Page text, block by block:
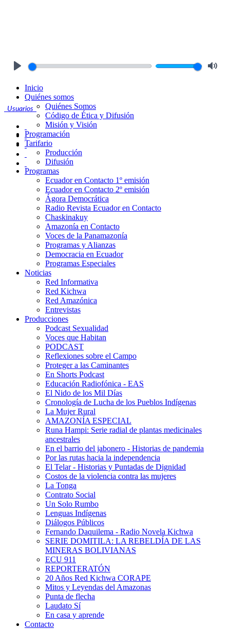
Usuarios
Inicio
Quiénes somos
Quiénes Somos
Código de Ética y Difusión
Misión y Visión
Programación
Tarifario
Producción
Difusión
Programas
Ecuador en Contacto 1º emisión
Ecuador en Contacto 2º emisión
Ágora Democrática
Radio Revista Ecuador en Contacto
Chaskinakuy
Amazonía en Contacto
Voces de la Panamazonía
Programas y Alianzas
Democracia en Ecuador
Programas Especiales
Noticias
Red Informativa
Red Kichwa
Red Amazónica
Entrevistas
Producciones
Podcast Sexualidad
Voces que Habitan
PODCAST
Reflexiones sobre el Campo
Proteger a las Caminantes
En Shorts Podcast
Educación Radiofónica - EAS
El Nido de los Mil Días
Cronología de Lucha de los Pueblos Indígenas
La Mujer Rural
AMAZONÍA ESPECIAL
Runa Hampi: Serie radial de plantas medicinales
ancestrales
En el barrio del jabonero - Historias de pandemia
Por las rutas hacia la independencia
El Telar - Historias y Puntadas de Dignidad
Costos de la violencia contra las mujeres
La Tonga
Contrato Social
Un Solo Rumbo
Lenguas Indígenas
Diálogos Públicos
Fernando Daquilema - Radio Novela Kichwa
SERIE DOMITILA: LA REBELDÍA DE LAS
MINERAS BOLIVIANAS
ECU 911
REPORTERATÓN
20 Años Red Kichwa CORAPE
Mitos y Leyendas del Amazonas
Punta de flecha
Laudato Sí
En casa y aprende
Contacto